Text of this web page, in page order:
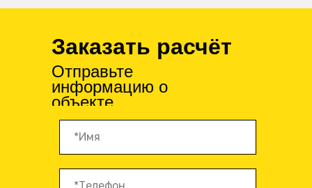
Заказать расчёт
Отправьте
информацию о
объекте